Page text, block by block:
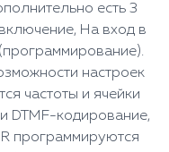
есть 3
На вход в
настроек
частоты и ячейки
DTMF-кодирование,
программируются